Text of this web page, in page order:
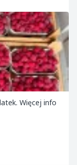
Więcej info